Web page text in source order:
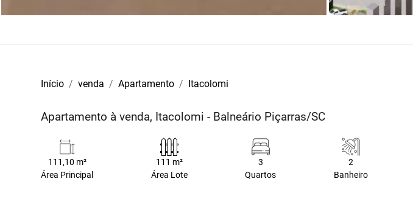
Início venda Apartamento Itacolomi
Apartamento à venda, Itacolomi - Balneário Piçarras/SC
111,10 m²
Área Principal
111 m²
Área Lote
3
Quartos
2
Banheiro